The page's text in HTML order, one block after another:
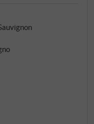
viene prodotto solo
vigneto ai
principalmente
invecchiato
mesi in bottiglia
sono passati più
sul mercato.